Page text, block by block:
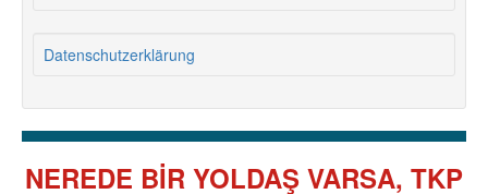
Datenschutzerklärung
NEREDE BİR YOLDAŞ VARSA, TKP